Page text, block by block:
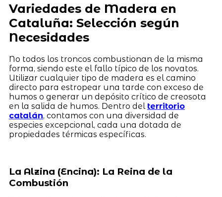
Variedades de Madera en
Cataluña: Selección según
Necesidades
No todos los troncos combustionan de la misma
forma, siendo este el fallo típico de los novatos.
Utilizar cualquier tipo de madera es el camino
directo para estropear una tarde con exceso de
humos o generar un depósito crítico de creosota
en la salida de humos. Dentro del territorio
catalán, contamos con una diversidad de
especies excepcional, cada una dotada de
propiedades térmicas específicas.
La Alzina (Encina): La Reina de la
Combustión